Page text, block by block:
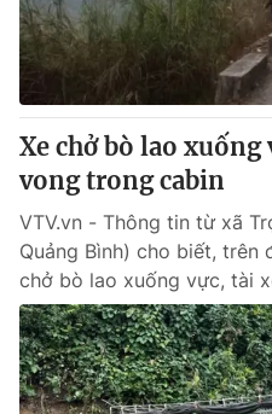
Sản phẩm
Thị trường
Tư vấn
Lịch phát sóng
Chuyên mục khác
Emagazine
Photo
Video
VTV Money
Xe chở bò lao
vong trong cabin
VTV.vn - Thông tin từ xã
Quảng Bình) cho biết,
chở bò lao xuống vực, tài